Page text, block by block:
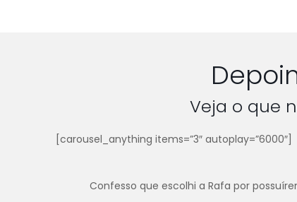
Veja o que
[carousel_anything items=”3″ autoplay=”6000″]
Confesso que escolhi a Rafa por